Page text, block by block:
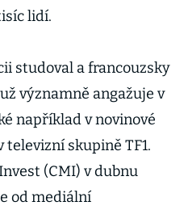
lidí.
studoval a francouzsky
významně angažuje v
například v novinové
televizní skupině TF1.
(CMI) v dubnu
od mediální